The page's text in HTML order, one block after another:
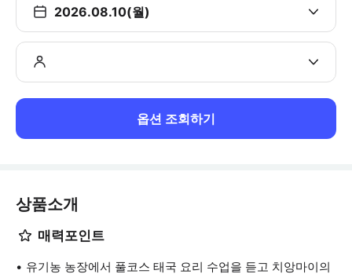
2026.08.10(월)
옵션 조회하기
상품소개
매력포인트
유기농 농장에서 풀코스 태국 요리 수업을 듣고 치앙마이의